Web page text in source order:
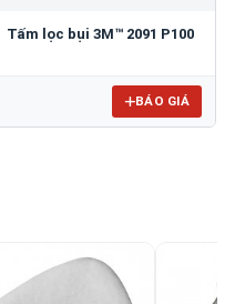
Tấm lọc bụi 3M™ 2091 P100
BÁO GIÁ